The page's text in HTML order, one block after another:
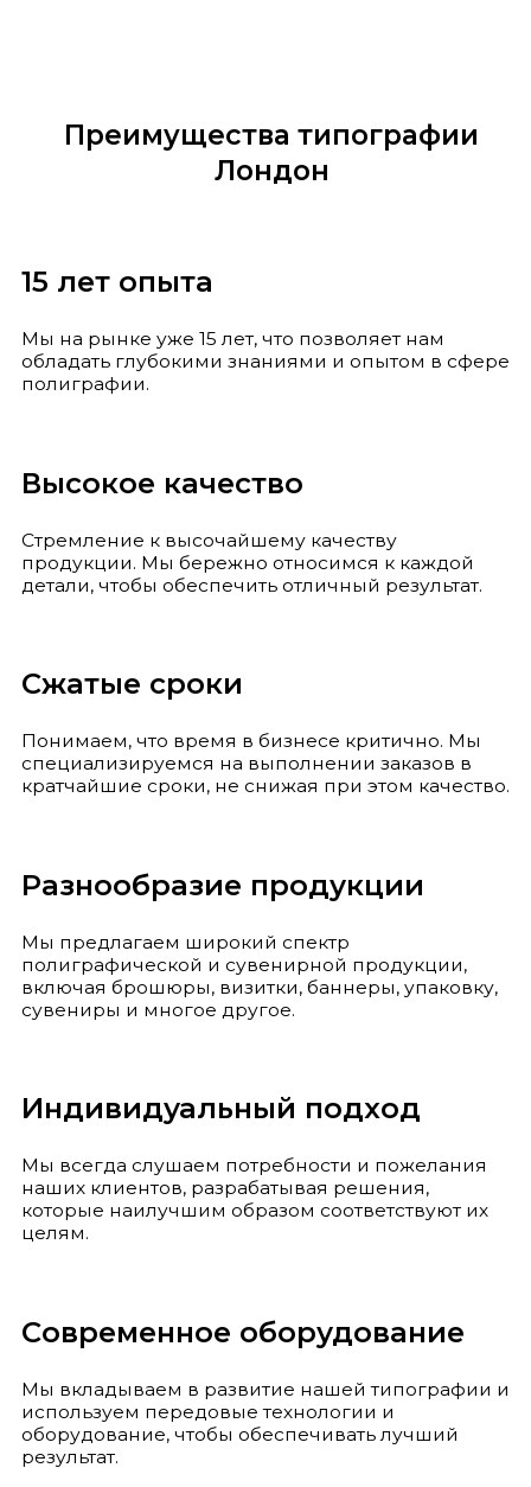
Преимущества типографии
Лондон
15 лет опыта
Мы на рынке уже 15 лет, что позволяет нам
обладать глубокими знаниями и опытом в сфере
полиграфии.
Высокое качество
Стремление к высочайшему качеству
продукции. Мы бережно относимся к каждой
детали, чтобы обеспечить отличный результат.
Сжатые сроки
Понимаем, что время в бизнесе критично. Мы
специализируемся на выполнении заказов в
кратчайшие сроки, не снижая при этом качество.
Разнообразие продукции
Мы предлагаем широкий спектр
полиграфической и сувенирной продукции,
включая брошюры, визитки, баннеры, упаковку,
сувениры и многое другое.
Индивидуальный подход
Мы всегда слушаем потребности и пожелания
наших клиентов, разрабатывая решения,
которые наилучшим образом соответствуют их
целям.
Современное оборудование
Мы вкладываем в развитие нашей типографии и
используем передовые технологии и
оборудование, чтобы обеспечивать лучший
результат.